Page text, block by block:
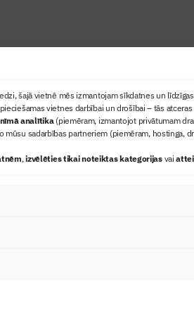
šajā vietnē mēs izmantojam sīkdatnes un
vietnes darbībai un drošībai – tās
analītika(piemēram, izmantojot privātumam
mūsu sadarbības partneriem (piemēram, hostinga,
,izvēlēties tikai noteiktas kategorijasvai